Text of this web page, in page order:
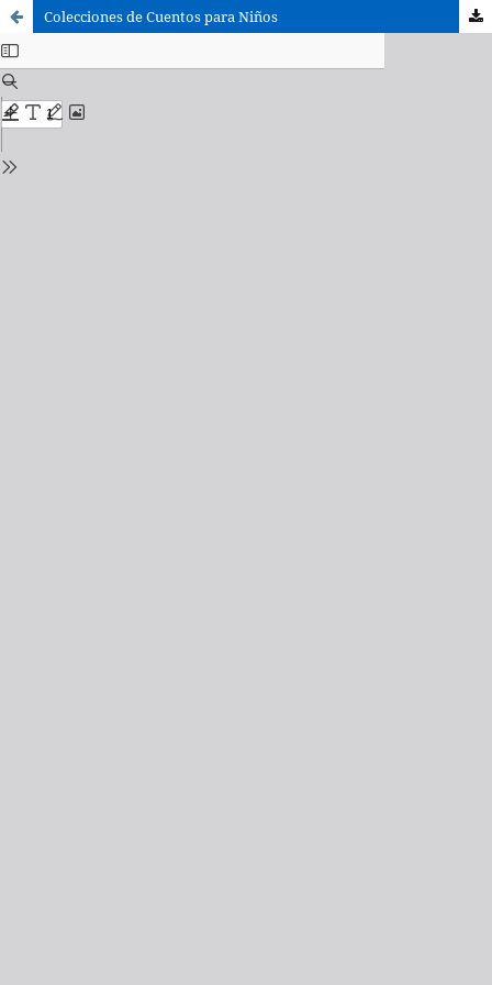
Colecciones de Cuentos para Niños